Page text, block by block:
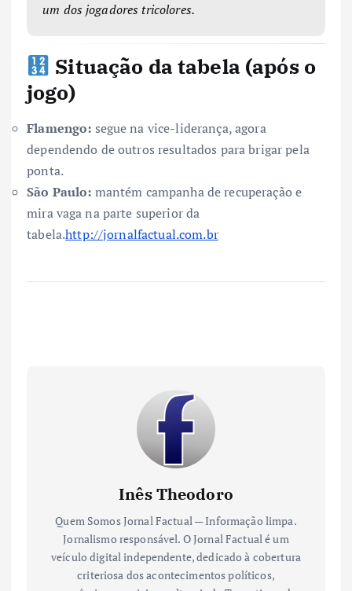
um dos jogadores tricolores.
Situação da tabela (após o
jogo)
Flamengo: segue na vice-liderança, agora
dependendo de outros resultados para brigar pela
ponta.
São Paulo: mantém campanha de recuperação e
mira vaga na parte superior da
tabela.http://jornalfactual.com.br
Inês Theodoro
Quem Somos Jornal Factual — Informação limpa.
Jornalismo responsável. O Jornal Factual é um
veículo digital independente, dedicado à cobertura
criteriosa dos acontecimentos políticos,